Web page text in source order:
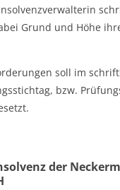
Grund und Höhe
soll im
bzw.
der